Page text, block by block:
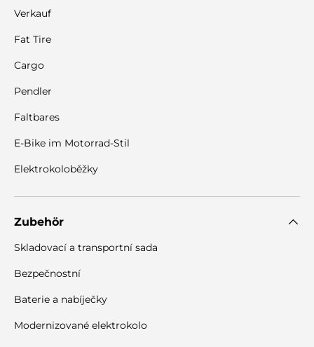
Verkauf
Fat Tire
Cargo
Pendler
Faltbares
E-Bike im Motorrad-Stil
Elektrokoloběžky
Zubehör
Skladovací a transportní sada
Bezpečnostní
Baterie a nabíječky
Modernizované elektrokolo